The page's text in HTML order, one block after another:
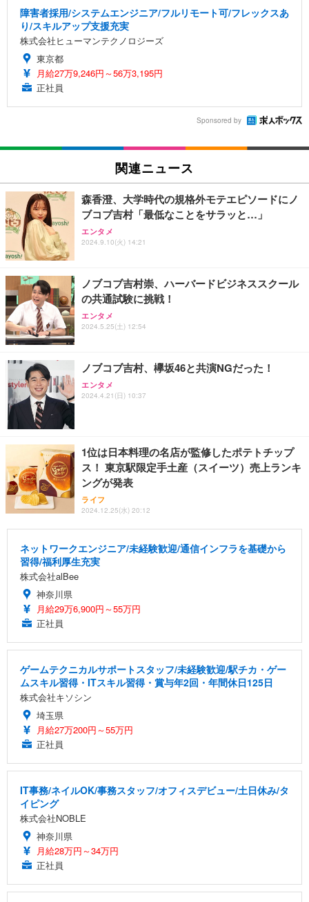
障害者採用/システムエンジニア/フルリモート可/フレックスあ
り/スキルアップ支援充実
株式会社ヒューマンテクノロジーズ
東京都
月給27万9,246円～56万3,195円
正社員
Sponsored by
関連ニュース
森香澄、大学時代の規格外モテエピソードにノ
ブコブ吉村「最低なことをサラッと…」
エンタメ
2024.9.10(火) 14:21
ノブコブ吉村崇、ハーバードビジネススクール
の共通試験に挑戦！
エンタメ
2024.5.25(土) 12:54
ノブコブ吉村、欅坂46と共演NGだった！
エンタメ
2024.4.21(日) 10:37
1位は日本料理の名店が監修したポテトチップ
ス！ 東京駅限定手土産（スイーツ）売上ランキ
ングが発表
ライフ
2024.12.25(水) 20:12
ネットワークエンジニア/未経験歓迎/通信インフラを基礎から
習得/福利厚生充実
株式会社alBee
神奈川県
月給29万6,900円～55万円
正社員
ゲームテクニカルサポートスタッフ/未経験歓迎/駅チカ・ゲー
ムスキル習得・ITスキル習得・賞与年2回・年間休日125日
株式会社キソシン
埼玉県
月給27万200円～55万円
正社員
IT事務/ネイルOK/事務スタッフ/オフィスデビュー/土日休み/タ
イピング
株式会社NOBLE
神奈川県
月給28万円～34万円
正社員